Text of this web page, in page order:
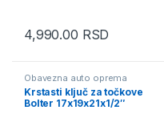
4,990.00 RSD
Obavezna auto oprema
Krstasti ključ za točkove
Bolter 17x19x21x1/2″